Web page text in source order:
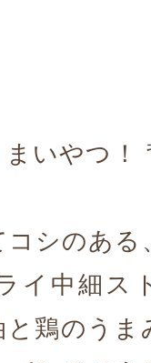
いやつ！
シのある
イ中細ス
鶏のうま